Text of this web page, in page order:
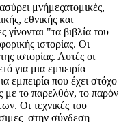
μνήμεςατομικές,
εθνικής και
γίνονται "τα βιβλία του
ιστορίας. Oι
ιστορίας. Αυτές οι
για μια εμπειρία
εμπειρία που έχει στόχο
με το παρελθόν, το παρόν
Οι τεχνικές του
στην σύνδεση